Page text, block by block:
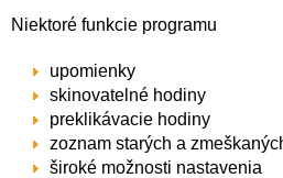
Niektoré funkcie programu
upomienky
skinovatelné hodiny
preklikávacie hodiny
zoznam starých a
široké možnosti nastavenia